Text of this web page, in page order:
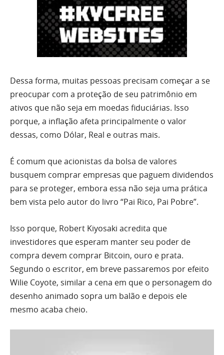
Dessa forma, muitas pessoas precisam começar a se
preocupar com a proteção de seu patrimônio em
ativos que não seja em moedas fiduciárias. Isso
porque, a inflação afeta principalmente o valor
dessas, como Dólar, Real e outras mais.
É comum que acionistas da bolsa de valores
busquem comprar empresas que paguem dividendos
para se proteger, embora essa não seja uma prática
bem vista pelo autor do livro “Pai Rico, Pai Pobre”.
Isso porque, Robert Kiyosaki acredita que
investidores que esperam manter seu poder de
compra devem comprar Bitcoin, ouro e prata.
Segundo o escritor, em breve passaremos por efeito
Wilie Coyote, similar a cena em que o personagem do
desenho animado sopra um balão e depois ele
mesmo acaba cheio.